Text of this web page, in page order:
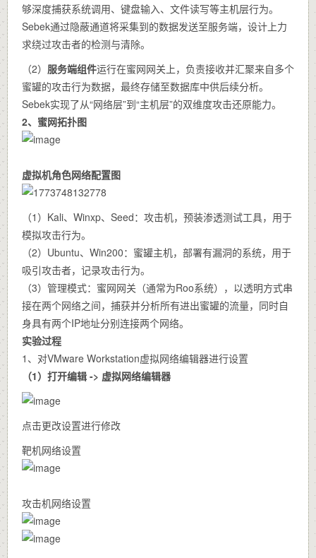
够深度捕获系统调用、键盘输入、文件读写等主机层行为。
Sebek通过隐蔽通道将采集到的数据发送至服务端，设计上力
求绕过攻击者的检测与清除。
（2） 服务端组件运行在蜜网网关上，负责接收并汇聚来自多个
蜜罐的攻击行为数据，最终存储至数据库中供后续分析。
Sebek实现了从“网络层”到“主机层”的双维度攻击还原能力。
2、蜜网拓扑图
虚拟机角色网络配置图
（1）Kali、Winxp、Seed：攻击机，预装渗透测试工具，用于
模拟攻击行为。
（2）Ubuntu、Win200：蜜罐主机，部署有漏洞的系统，用于
吸引攻击者，记录攻击行为。
（3）管理模式：蜜网网关（通常为Roo系统），以透明方式串
接在两个网络之间，捕获并分析所有进出蜜罐的流量，同时自
身具有两个IP地址分别连接两个网络。
实验过程
1、对VMware Workstation虚拟网络编辑器进行设置
（1）打开编辑 -> 虚拟网络编辑器
点击更改设置进行修改
靶机网络设置
攻击机网络设置